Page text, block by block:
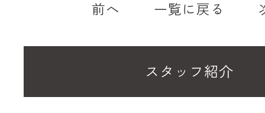
前へ 一覧に戻る
スタッフ紹介